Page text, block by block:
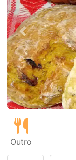
Anterior
Outro